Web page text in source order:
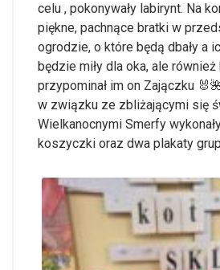
celu , pokonywały labirynt. Na
piękne, pachnące bratki w
ogrodzie, o które będą dbały a
będzie miły dla oka, ale
przypominał im on Zajączku
w związku ze zbliżającymi się
Wielkanocnymi Smerfy
koszyczki oraz dwa plakaty